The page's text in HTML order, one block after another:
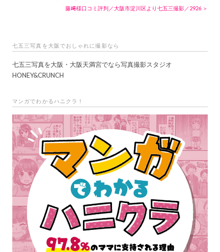
藤﨑様口コミ評判／大阪市淀川区より七五三撮影／2926 ＞
七五三写真を大阪でおしゃれに撮影なら
七五三写真を大阪・大阪天満宮でなら写真撮影スタジオ
HONEY&CRUNCH
マンガでわかるハニクラ！